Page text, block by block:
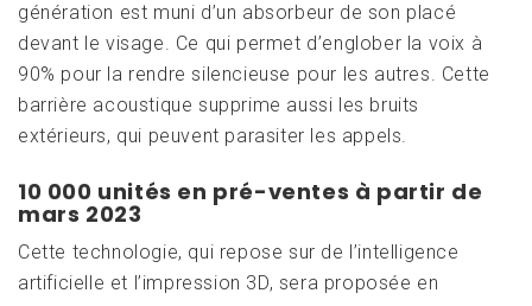
génération est muni d’un absorbeur de son placé
devant le visage. Ce qui permet d’englober la voix à
90% pour la rendre silencieuse pour les autres. Cette
barrière acoustique supprime aussi les bruits
extérieurs, qui peuvent parasiter les appels.
10 000 unités en pré-ventes à partir de
mars 2023
Cette technologie, qui repose sur de l’intelligence
artificielle et l’impression 3D, sera proposée en